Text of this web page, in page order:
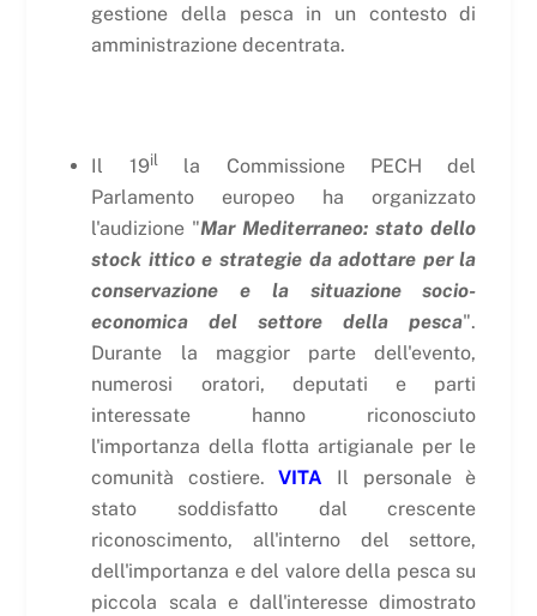
gestione della pesca in un contesto di
amministrazione decentrata.
Il 19illa Commissione PECH del
Parlamento europeo ha organizzato
l'audizione "Mar Mediterraneo: stato dello
stock ittico e strategie da adottare per la
conservazione e la situazione socio-
economica del settore della pesca".
Durante la maggior parte dell'evento,
numerosi oratori, deputati e parti
interessate hanno riconosciuto
l'importanza della flotta artigianale per le
comunità costiere.VITA Il personale è
stato soddisfatto dal crescente
riconoscimento, all'interno del settore,
dell'importanza e del valore della pesca su
piccola scala e dall'interesse dimostrato